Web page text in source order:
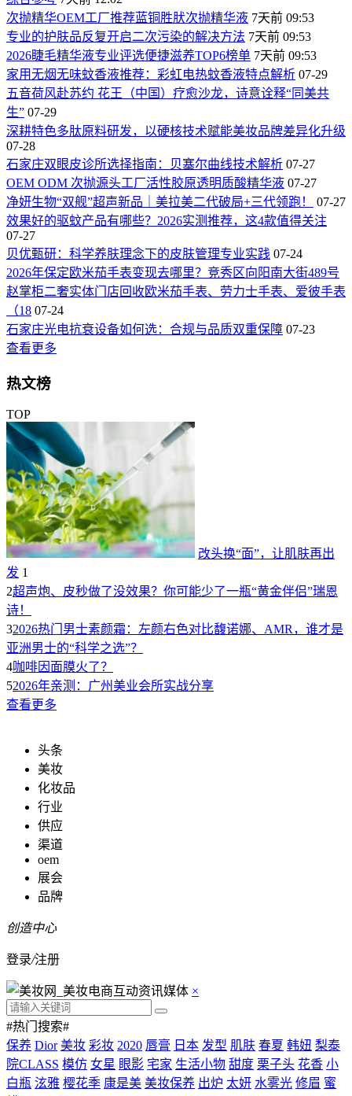
次抛精华OEM工厂推荐蓝铜胜肰次抛精华液 7天前 09:53
专业的护肤品反复开启二次污染的解决方法 7天前 09:53
2026睫毛精华液专业评选便捷滋养TOP6榜单 7天前 09:53
家用无烟无味蚊香液推荐：彩虹电热蚊香液特点解析 07-29
五音荷风赴苏约 花王（中国）疗愈沙龙，诗意诠释“同美共
生” 07-29
深耕特色多肽原料研发，以硬核技术赋能美妆品牌差异化升级
07-28
石家庄双眼皮诊所选择指南：贝塞尔曲线技术解析 07-27
OEM ODM 次抛源头工厂活性胶原透明质酸精华液 07-27
净妍生物“双舰”超声新品｜美拉美二代破局+三代领跑！
07-27
效果好的驱蚊产品有哪些？2026实测推荐，这4款值得关注
07-27
贝优甄研：科学养肤理念下的皮肤管理专业实践 07-24
2026年保定欧米茄手表变现去哪里？竞秀区向阳南大街489号
赵掌柜二奢实体门店回收欧米茄手表、劳力士手表、爱彼手表
（18 07-24
石家庄光电抗衰设备如何选：合规与品质双重保障 07-23
查看更多
热文榜
TOP
改头换“面”，让肌肤再出
发 1
2超声炮、皮秒做了没效果？你可能少了一瓶“黄金伴侣”瑞恩
诗！
32026热门男士素颜霜：左颜右色对比馥诺娜、AMR，谁才是
亚洲男士的“科学之选”？
4咖啡因面膜火了？
52026年亲测：广州美业会所实战分享
查看更多
头条
美妆
化妆品
行业
供应
渠道
oem
展会
品牌
创造中心
登录/注册
×
#热门搜索#
保养 Dior 美妆 彩妆 2020 唇膏 日本 发型 肌肤 春夏 韩妞 梨泰
院CLASS 模仿 女星 眼影 宅家 生活小物 甜度 栗子头 花香 小
白瓶 泫雅 樱花季 康是美 美妆保养 出炉 太妍 水雾光 修眉 蜜